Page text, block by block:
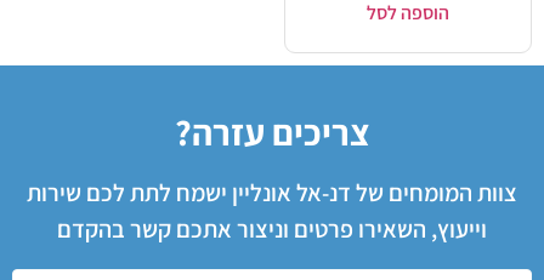
הוספה לסל
צריכים עזרה?
צוות המומחים של דנ-אל אונליין ישמח לתת לכם שירות
וייעוץ, השאירו פרטים וניצור אתכם קשר בהקדם